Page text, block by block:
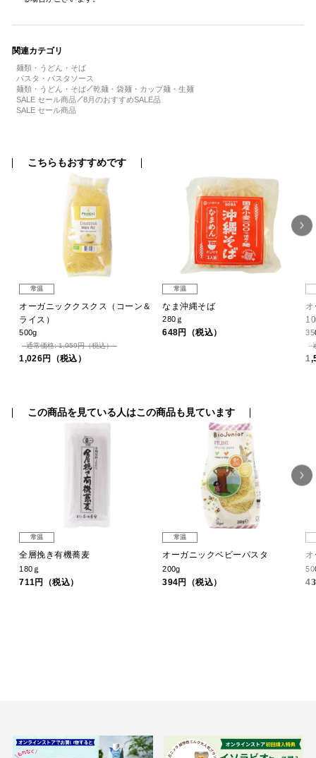
関連カテゴリ
麺類・うどん・そば
パスタ・パスタソース
麺類・うどん・そば
乾麺・袋麺・カップ麺・生麺
SALE セール商品
8月のおすすめSALE品
SALE セール商品
こちらもおすすめです
常温
オーガニッククスクス（コーン＆
ライス）
500g
通常価格: 1,059円（税込）
1,026円（税込）
常温
なま沖縄そば
280ｇ
648円（税込）
この商品を見ている人はこの商品も見ています
常温
全層挽き有機蕎麦
180ｇ
711円（税込）
常温
オーガニックベビーパスタ
200g
394円（税込）